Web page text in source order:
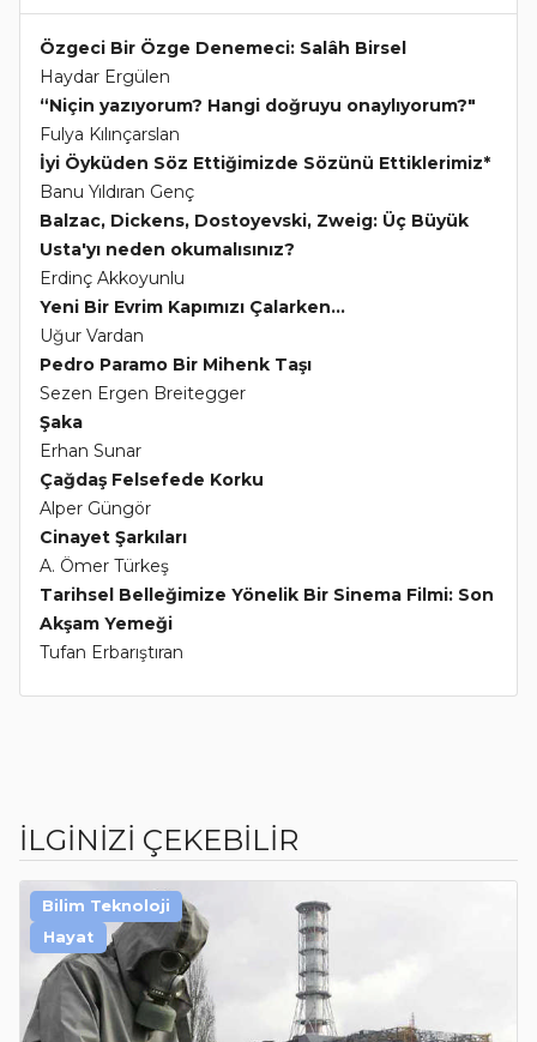
Özgeci Bir Özge Denemeci: Salâh Birsel
Haydar Ergülen
“Niçin yazıyorum? Hangi doğruyu onaylıyorum?"
Fulya Kılınçarslan
İyi Öyküden Söz Ettiğimizde Sözünü Ettiklerimiz*
Banu Yıldıran Genç
Balzac, Dickens, Dostoyevski, Zweig: Üç Büyük
Usta'yı neden okumalısınız?
Erdinç Akkoyunlu
Yeni Bir Evrim Kapımızı Çalarken...
Uğur Vardan
Pedro Paramo Bir Mihenk Taşı
Sezen Ergen Breitegger
Şaka
Erhan Sunar
Çağdaş Felsefede Korku
Alper Güngör
Cinayet Şarkıları
A. Ömer Türkeş
Tarihsel Belleğimize Yönelik Bir Sinema Filmi: Son
Akşam Yemeği
Tufan Erbarıştıran
İLGİNİZİ ÇEKEBİLİR
Bilim Teknoloji
Hayat